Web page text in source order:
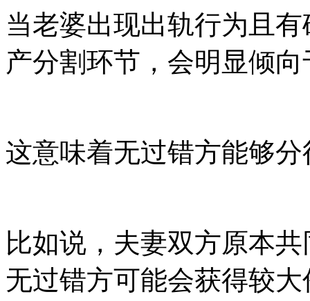
当老婆出现出轨行为且
产分割环节，会明显倾
这意味着无过错方能够
比如说，夫妻双方原本
无过错方可能会获得较